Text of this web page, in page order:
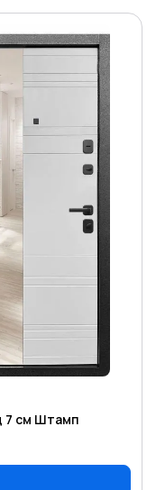
7 см Штамп